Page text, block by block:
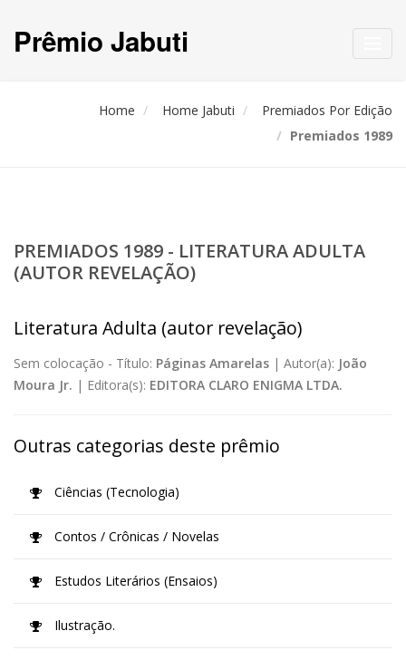
Prêmio Jabuti
Home Home Jabuti
Premiados Por Edição
Premiados 1989
PREMIADOS 1989 - LITERATURA ADULTA
(AUTOR REVELAÇÃO)
Literatura Adulta (autor revelação)
Sem colocação - Título: Páginas Amarelas | Autor(a): João
Moura Jr. | Editora(s): EDITORA CLARO ENIGMA LTDA.
Outras categorias deste prêmio
Ciências (Tecnologia)
Contos / Crônicas / Novelas
Estudos Literários (Ensaios)
Ilustração.